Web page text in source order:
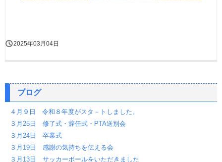
2025年03月04日
ブログ
４月９日 令和８年度がスタ－トしました。
３月25日 修了式・辞任式・PTA送別会
３月24日 卒業式
３月19日 感謝の気持ちを伝える会
３月13日 サッカーボールをいただきました